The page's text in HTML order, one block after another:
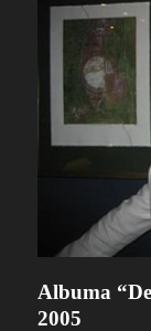
Albuma
2005